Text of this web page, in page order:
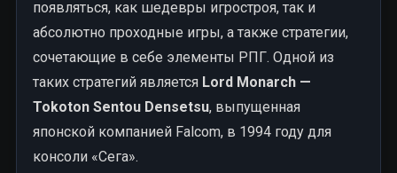
появляться, как шедевры игростроя, так и
абсолютно проходные игры, а также стратегии,
сочетающие в себе элементы РПГ. Одной из
таких стратегий является Lord Monarch —
Tokoton Sentou Densetsu, выпущенная
японской компанией Falcom, в 1994 году для
консоли «Сега».